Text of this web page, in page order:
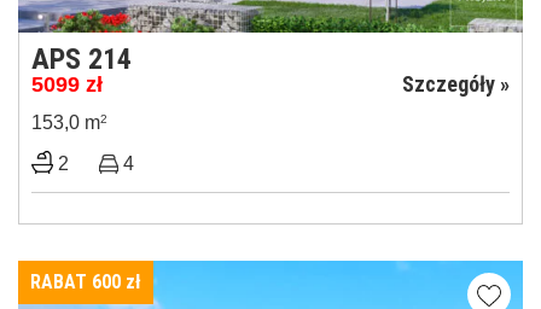
APS 214
5099 zł Szczegóły »
153,0 m2
2 4
RABAT 600 zł